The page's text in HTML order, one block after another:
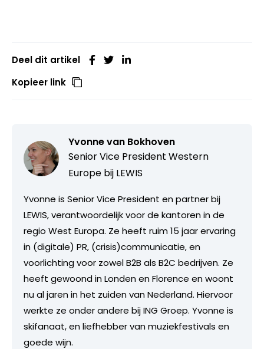
Deel dit artikel
Kopieer link
Yvonne van Bokhoven
Senior Vice President Western
Europe bij LEWIS
Yvonne is Senior Vice President en partner bij
LEWIS, verantwoordelijk voor de kantoren in de
regio West Europa. Ze heeft ruim 15 jaar ervaring
in (digitale) PR, (crisis)communicatie, en
voorlichting voor zowel B2B als B2C bedrijven. Ze
heeft gewoond in Londen en Florence en woont
nu al jaren in het zuiden van Nederland. Hiervoor
werkte ze onder andere bij ING Groep. Yvonne is
skifanaat, en liefhebber van muziekfestivals en
goede wijn.